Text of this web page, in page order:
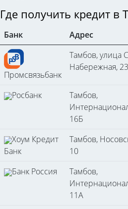
Где получить кредит в
Банк Адрес
Промсвязьбанк
Тамбов, улица
Набережная,
Росбанк
Тамбов,
16Б
Хоум Кредит
Банк
Тамбов,
10
Банк Россия
Тамбов,
11А